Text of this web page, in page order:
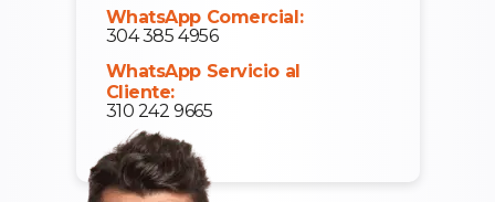
WhatsApp Comercial:
304 385 4956
WhatsApp Servicio al
Cliente:
310 242 9665